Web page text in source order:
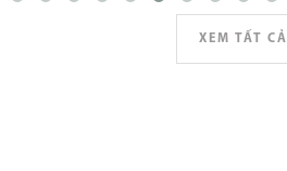
XEM TẤT CẢ